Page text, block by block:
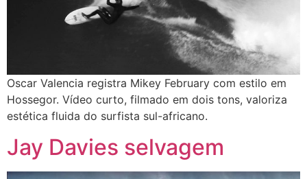
Oscar Valencia registra Mikey February com estilo em
Hossegor. Vídeo curto, filmado em dois tons, valoriza
estética fluida do surfista sul-africano.
Jay Davies selvagem